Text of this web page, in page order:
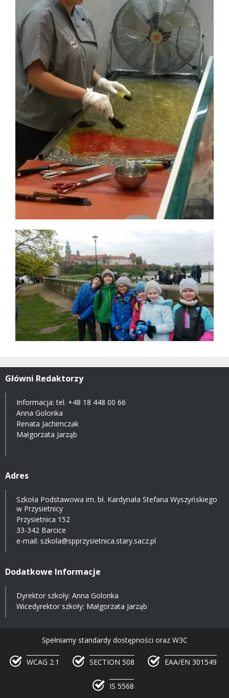
Główni Redaktorzy
Informacja: tel. +48 18 448 00 66
Anna Golonka
Renata Jachimczak
Małgorzata Jarząb
Adres
Szkoła Podstawowa im. bł. Kardynała Stefana Wyszyńskiego
w Przysietnicy
Przysietnica 152
33-342 Barcice
e-mail: szkola@spprzysietnica.stary.sacz.pl
Dodatkowe Informacje
Dyrektor szkoły: Anna Golonka
Wicedyrektor szkoły: Małgorzata Jarząb
Spełniamy standardy dostępności oraz W3C
WCAG 2.1 SECTION 508 EAA/EN 301549
IS 5568